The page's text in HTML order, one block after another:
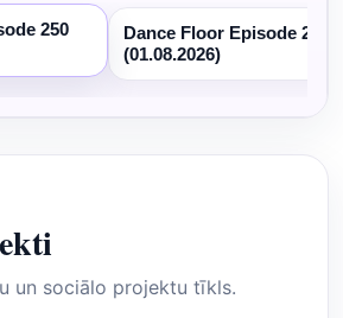
250
Dance Floor Episode 249
(01.08.2026)
un sociālo projektu tīkls.